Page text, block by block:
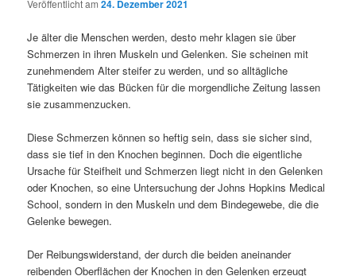
Veröffentlicht am24. Dezember 2021
Je älter die Menschen werden, desto mehr klagen sie über
Schmerzen in ihren Muskeln und Gelenken. Sie scheinen mit
zunehmendem Alter steifer zu werden, und so alltägliche
Tätigkeiten wie das Bücken für die morgendliche Zeitung lassen
sie zusammenzucken.
Diese Schmerzen können so heftig sein, dass sie sicher sind,
dass sie tief in den Knochen beginnen. Doch die eigentliche
Ursache für Steifheit und Schmerzen liegt nicht in den Gelenken
oder Knochen, so eine Untersuchung der Johns Hopkins Medical
School, sondern in den Muskeln und dem Bindegewebe, die die
Gelenke bewegen.
Der Reibungswiderstand, der durch die beiden aneinander
reibenden Oberflächen der Knochen in den Gelenken erzeugt